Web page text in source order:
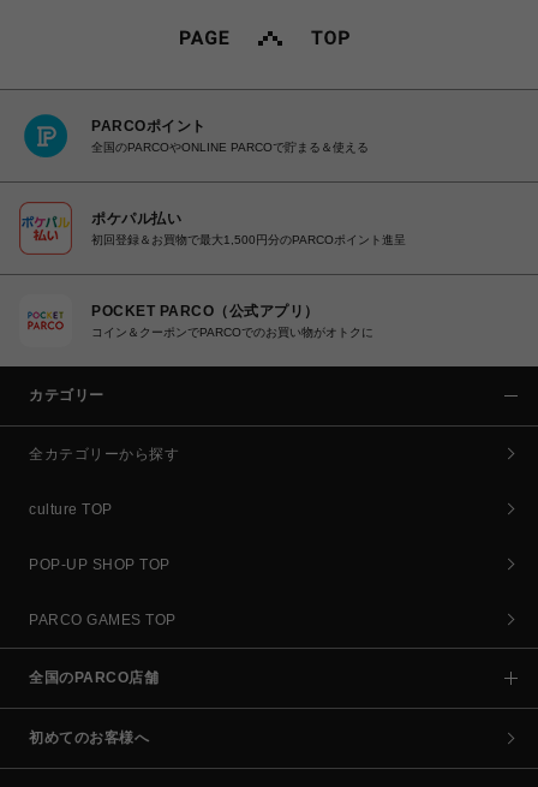
PARCOポイント
全国のPARCOやONLINE PARCOで貯まる＆使える
ポケパル払い
初回登録＆お買物で最大1,500円分のPARCOポイント進呈
POCKET PARCO（公式アプリ）
コイン＆クーポンでPARCOでのお買い物がオトクに
カテゴリー
全カテゴリーから探す
culture TOP
POP-UP SHOP TOP
PARCO GAMES TOP
全国のPARCO店舗
初めてのお客様へ